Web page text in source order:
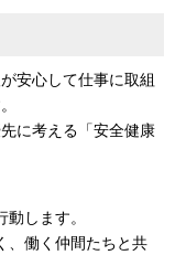
安心して仕事に取組
に考える「安全健康
します。
、働く仲間たちと共